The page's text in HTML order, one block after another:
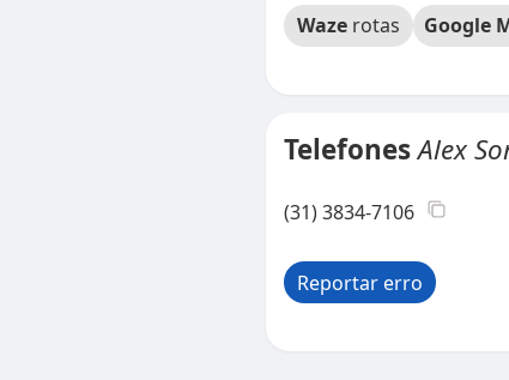
Waze rotas Google
TelefonesAlex
(31) 3834-7106
Reportar erro